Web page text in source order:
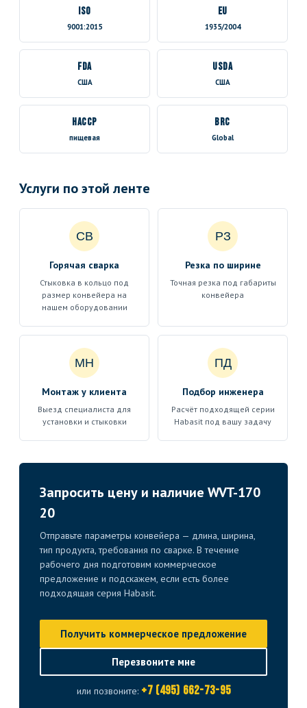
ISO
9001:2015
EU
1935/2004
FDA
США
USDA
США
HACCP
пищевая
BRC
Global
Услуги по этой ленте
СВ
Горячая сварка
Стыковка в кольцо под
размер конвейера на
нашем оборудовании
РЗ
Резка по ширине
Точная резка под габариты
конвейера
МН
Монтаж у клиента
Выезд специалиста для
установки и стыковки
ПД
Подбор инженера
Расчёт подходящей серии
Habasit под вашу задачу
Запросить цену и наличие WVT-170
20
Отправьте параметры конвейера — длина, ширина,
тип продукта, требования по сварке. В течение
рабочего дня подготовим коммерческое
предложение и подскажем, если есть более
подходящая серия Habasit.
Получить коммерческое предложение
Перезвоните мне
или позвоните: +7 (495) 662-73-95